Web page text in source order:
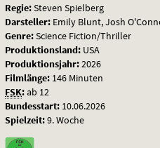
Regie:Steven Spielberg
Darsteller: Emily Blunt, Josh
Genre:Science Fiction/Thriller
Produktionsland: USA
Produktionsjahr:2026
Filmlänge: 146 Minuten
FSK:ab 12
Bundesstart: 10.06.2026
Spielzeit:9. Woche